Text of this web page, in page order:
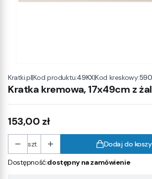
Kratki.pl|Kod produktu:49KX|Kod kreskowy:
Kratka kremowa, 17x49cm z
Cena
153,00 zł
szt. Dodaj do
Dostępność:dostępny na zamówienie